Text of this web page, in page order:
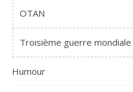
OTAN
Troisième guerre mondiale
Humour